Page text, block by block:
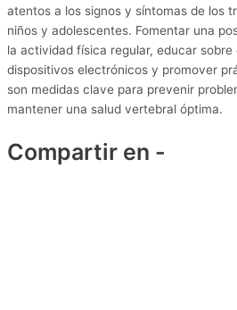
atentos a los signos y síntomas de los
niños y adolescentes. Fomentar una
la actividad física regular, educar sobre
dispositivos electrónicos y promover
son medidas clave para prevenir
mantener una salud vertebral óptima.
Compartir en -